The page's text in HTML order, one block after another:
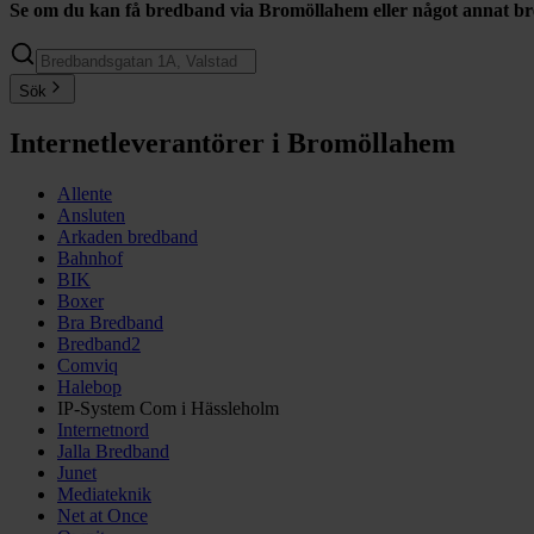
Se om du kan få bredband via Bromöllahem eller något annat
Sök
Internetleverantörer i Bromöllahem
Allente
Ansluten
Arkaden bredband
Bahnhof
BIK
Boxer
Bra Bredband
Bredband2
Comviq
Halebop
IP-System Com i Hässleholm
Internetnord
Jalla Bredband
Junet
Mediateknik
Net at Once